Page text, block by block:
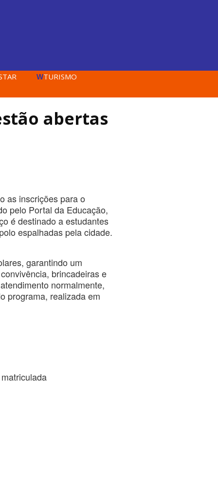
WTURISMO
abertas
as inscrições para o
pelo Portal da Educação,
é destinado a estudantes
espalhadas pela cidade.
garantindo um
brincadeiras e
normalmente,
programa, realizada em